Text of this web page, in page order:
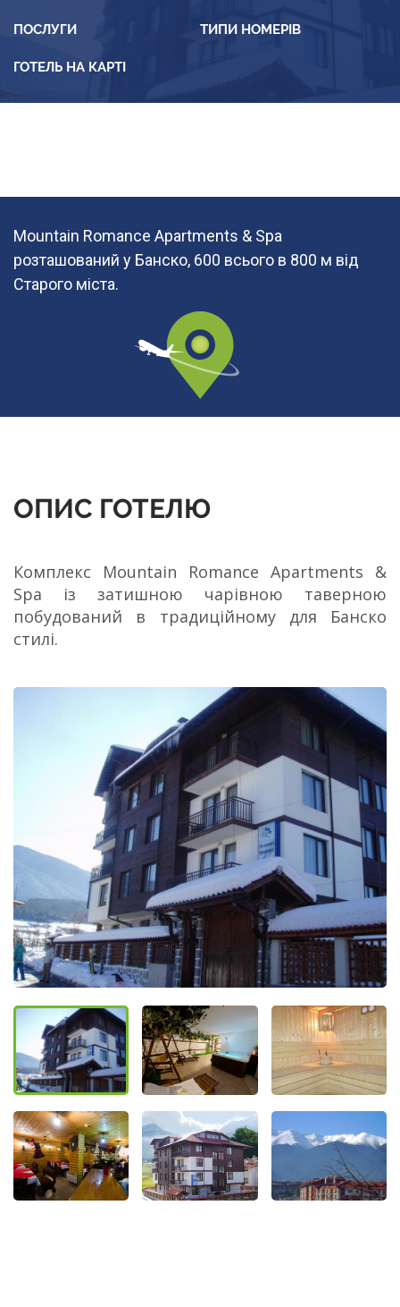
ПОСЛУГИ ТИПИ НОМЕРІВ
ГОТЕЛЬ НА КАРТІ
Mountain Romance Apartments & Spa
розташований у Банско, 600 всього в 800 м від
Старого міста.
ОПИС ГОТЕЛЮ
Комплекс Mountain Romance Apartments &
Spa із затишною чарівною таверною
побудований в традиційному для Банско
стилі.